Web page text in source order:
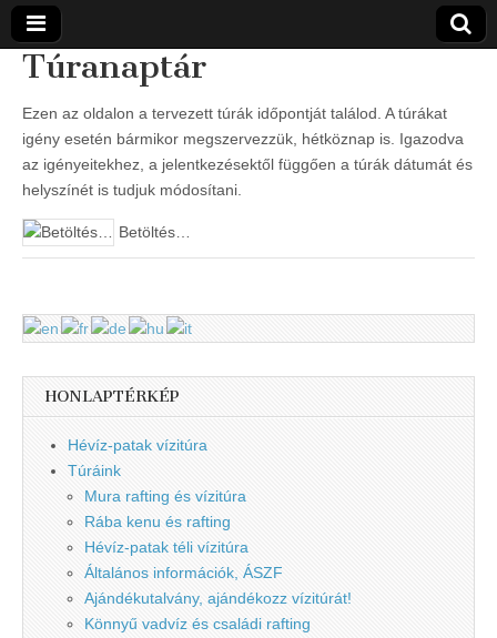
Vidra
Vízitúra
szervezés,
vadvíz,
kajakoktatás,
kajak-kenu
bolt,
vidraságok…
Túranaptár
Ezen az oldalon a tervezett túrák időpontját találod. A túrákat
igény esetén bármikor megszervezzük, hétköznap is. Igazodva
az igényeitekhez, a jelentkezésektől függően a túrák dátumát és
helyszínét is tudjuk módosítani.
Betöltés…
HONLAPTÉRKÉP
Hévíz-patak vízitúra
Túráink
Mura rafting és vízitúra
Rába kenu és rafting
Hévíz-patak téli vízitúra
Általános információk, ÁSZF
Ajándékutalvány, ajándékozz vízitúrát!
Könnyű vadvíz és családi rafting